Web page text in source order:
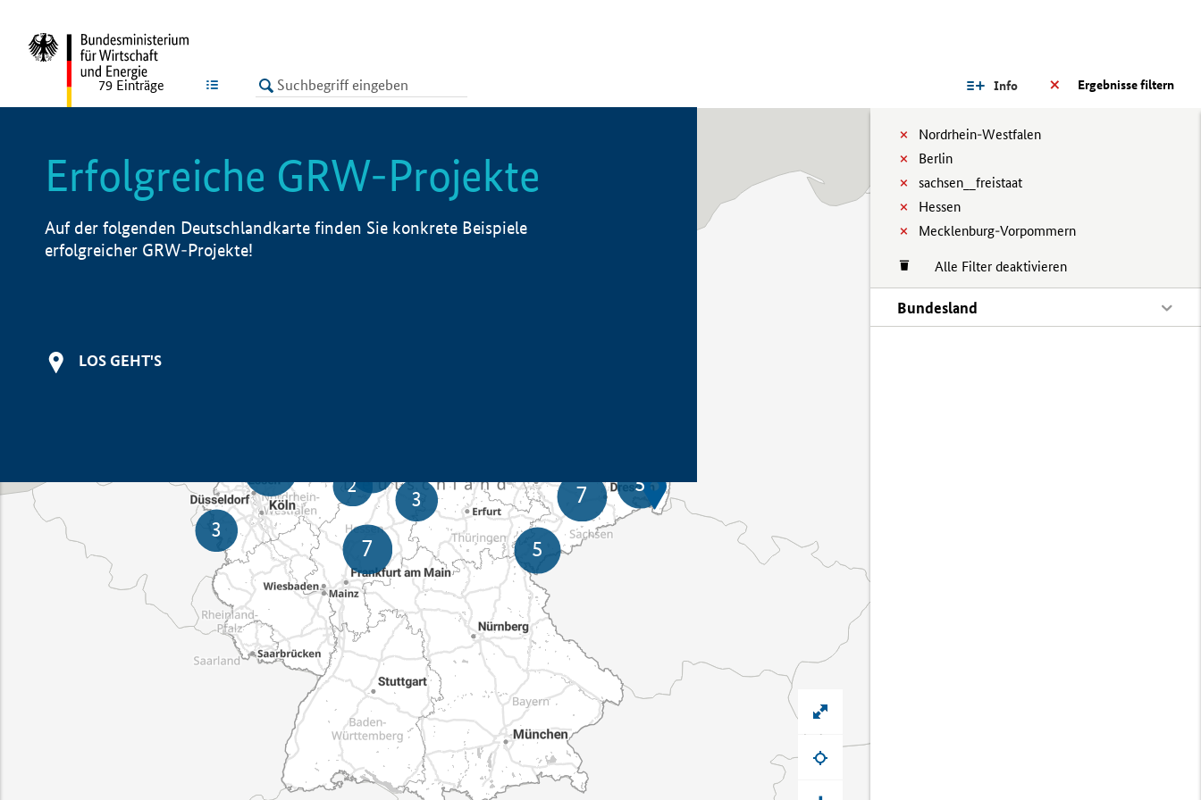
LISTE Ergebnisse filtern
Info
Nordrhein-Westfalen
Berlin
sachsen__freistaat
Hessen
Mecklenburg-Vorpommern
Alle Filter deaktivieren
Bundesland
79 Einträge
Erfolgreiche GRW-Projekte
Auf der folgenden Deutschlandkarte finden Sie konkrete Beispiele
erfolgreicher GRW-Projekte!
LOS GEHT'S